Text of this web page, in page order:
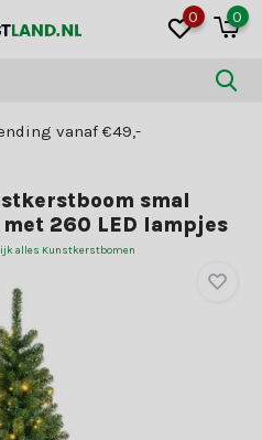
0 0
vanaf €49,-
smal
260 LED lampjes
alles Kunstkerstbomen